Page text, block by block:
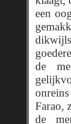
een
de
Farao,
de